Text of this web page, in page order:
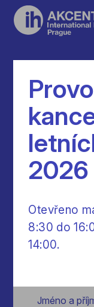
Poptávka
Individuální
Jméno a
2026
Otevřeno
8:30 do
14:00.